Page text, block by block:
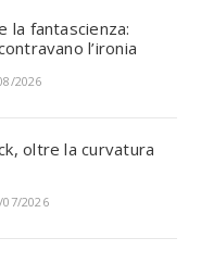
la fantascienza:
l’ironia
2026
oltre la curvatura
07/2026